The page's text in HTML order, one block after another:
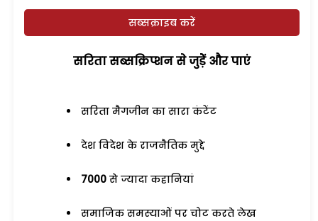
सब्सक्राइब करें
सरिता सब्सक्रिप्शन से जुड़ेें और पाएं
सरिता मैगजीन का सारा कंटेंट
देश विदेश के राजनैतिक मुद्दे
7000 से ज्यादा कहानियां
समाजिक समस्याओं पर चोट करते लेख